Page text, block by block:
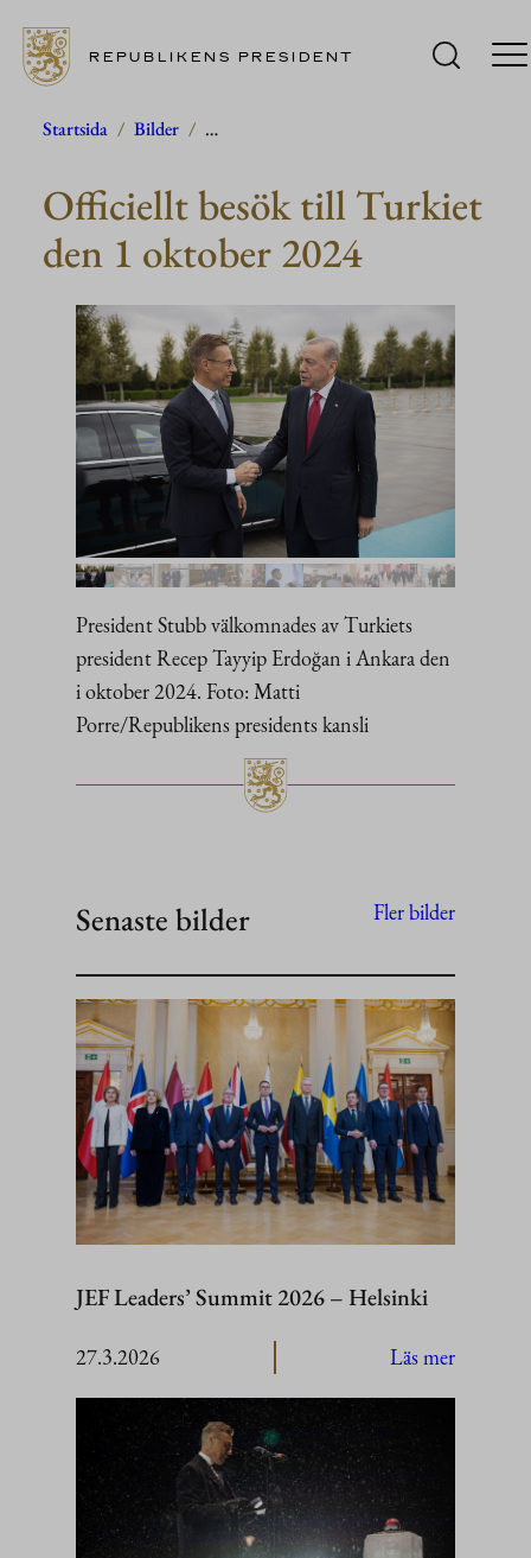
Hoppa
innehåll
REPUBLIKENS PRESIDENT
Startsida / Bilder / …
Officiellt besök till Turkiet
den 1 oktober 2024
President Stubb välkomnades av Turkiets
president Recep Tayyip Erdoğan i Ankara den
i oktober 2024. Foto: Matti
Porre/Republikens presidents kansli
Senaste bilder Fler bilder
JEF Leaders’ Summit 2026 – Helsinki
27.3.2026 Läs mer: